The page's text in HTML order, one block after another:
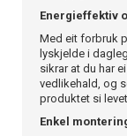
Energieffektiv
Med eit forbruk
lyskjelde i
sikrar at du har
vedlikehald, og
produktet si
Enkel